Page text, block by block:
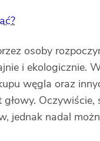
osoby
i ekologicznie.
węgla oraz
Oczywiście,
jednak nadal